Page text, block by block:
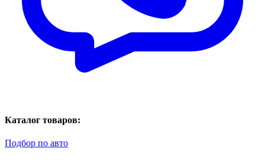
Каталог товаров:
Подбор по авто